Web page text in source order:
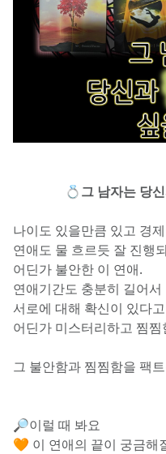
💍그 남자는 당
나이도 있을만큼 있고 경
연애도 물 흐르듯 잘 진행
어딘가 불안한 이 연애.
연애기간도 충분히 길어서
서로에 대해 확신이 있다
어딘가 미스터리하고 찜
그 불안함과 찜찜함을 팩
🔎이럴 때 봐요
🧡 이 연애의 끝이 궁금해